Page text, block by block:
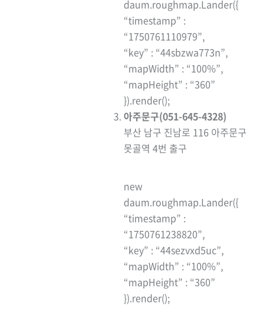
daum.roughmap.Lander({
“timestamp” :
“1750761110979”,
“key” : “44sbzwa773n”,
“mapWidth” : “100%”,
“mapHeight” : “360”
}).render();
아주문구(051-645-4328)
부산 남구 진남로 116 아주문구
못골역 4번 출구
new
daum.roughmap.Lander({
“timestamp” :
“1750761238820”,
“key” : “44sezvxd5uc”,
“mapWidth” : “100%”,
“mapHeight” : “360”
}).render();